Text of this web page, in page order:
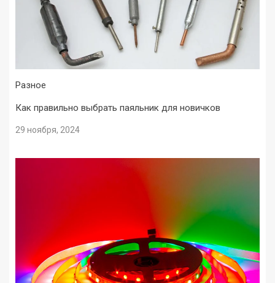
Разное
Как правильно выбрать паяльник для новичков
29 ноября, 2024